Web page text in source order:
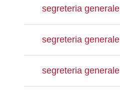
segreteria generale
segreteria generale
segreteria generale